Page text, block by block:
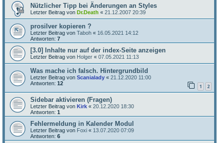
Nützlicher Tipp bei Änderungen an Styles
Letzter Beitrag von Dr.Death « 21.12.2007 20:39
prosilver kopieren ?
Letzter Beitrag von Taboh « 16.05.2021 14:12
Antworten: 7
[3.0] Inhalte nur auf der index-Seite anzeigen
Letzter Beitrag von Holger « 07.05.2021 11:13
Was mache ich falsch. Hintergrundbild
Letzter Beitrag von Scanialady « 21.12.2020 11:00
Antworten: 12 1 2
Sidebar aktivieren (Fragen)
Letzter Beitrag von Kirk « 20.12.2020 18:30
Antworten: 1
Fehlermeldung in Kalender Modul
Letzter Beitrag von Foxi « 13.07.2020 07:09
Antworten: 6